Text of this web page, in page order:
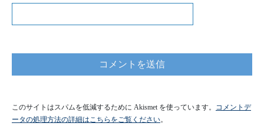
このサイトはスパムを低減するために Akismet を使っています。
コメントデ
ータの処理方法の詳細はこちらをご覧ください。